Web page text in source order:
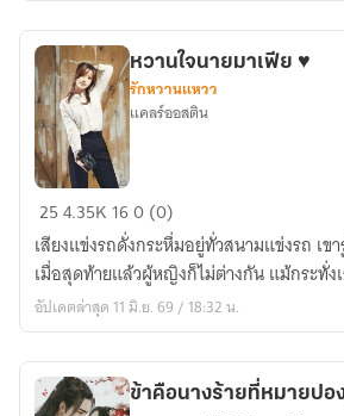
ไว้
ดูแล
เอง!
(มี
E-
book)
หวาน
ใจ
นาย
มาเฟีย
♥
หวานใจนายมาเฟีย ♥
รักหวานแหวว
แคลร์​ออสติน​
254.35K 160 (0)
เสียงแข่งรถดั่งกระหึ่มอยู่ทั่วสนามแข่งรถ เข
เมื่อสุดท้ายแล้วผู้หญิงก็ไม่ต่างกัน แม้กระทั่ง
อัปเดตล่าสุด 11 มิ.ย. 69 / 18:32 น.
ข้าคือนางร้ายที่หมายปอ